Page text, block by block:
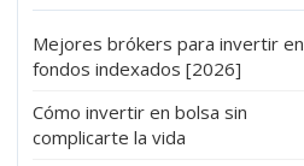
Mejores brókers para invertir en
fondos indexados [2026]
Cómo invertir en bolsa sin
complicarte la vida